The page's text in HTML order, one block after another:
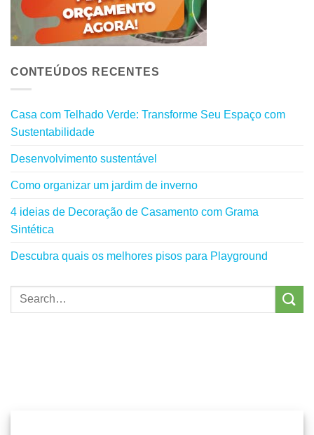
CONTEÚDOS RECENTES
Casa com Telhado Verde: Transforme Seu Espaço com
Sustentabilidade
Desenvolvimento sustentável
Como organizar um jardim de inverno
4 ideias de Decoração de Casamento com Grama
Sintética
Descubra quais os melhores pisos para Playground